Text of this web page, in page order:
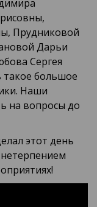
Прудниковой
Дарьи
Сергея
большое
Наши
на вопросы до
этот день